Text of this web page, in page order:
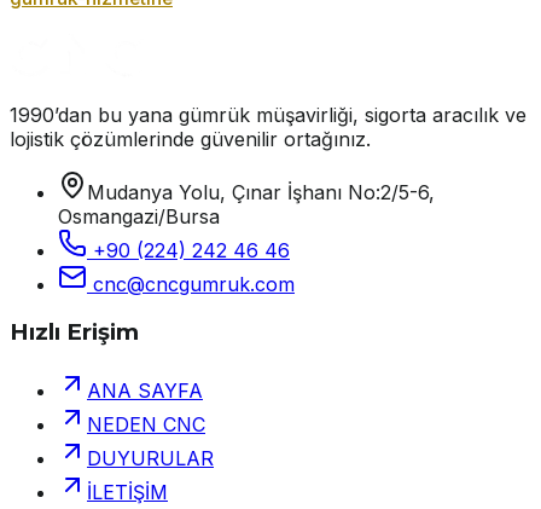
1990’dan bu yana gümrük müşavirliği, sigorta aracılık ve
lojistik çözümlerinde güvenilir ortağınız.
Mudanya Yolu, Çınar İşhanı No:2/5-6,
Osmangazi/Bursa
+90 (224) 242 46 46
cnc@cncgumruk.com
Hızlı Erişim
ANA SAYFA
NEDEN CNC
DUYURULAR
İLETİŞİM